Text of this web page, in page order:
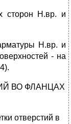
сторон Н.вр. и
Н.вр. и
- на
ВО ФЛАНЦАХ
отверстий в